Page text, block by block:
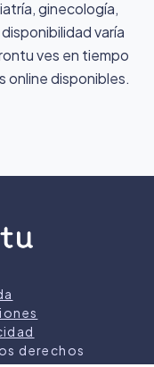
ginecología,
varía
ves en tiempo
online disponibles.
derechos